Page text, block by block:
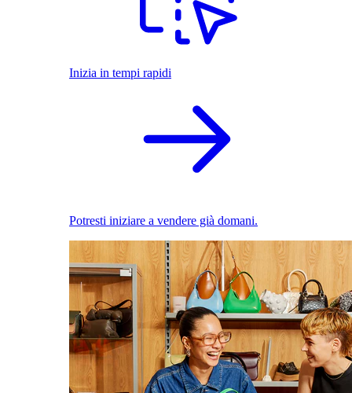
Inizia in tempi rapidi
Potresti iniziare a vendere già domani.